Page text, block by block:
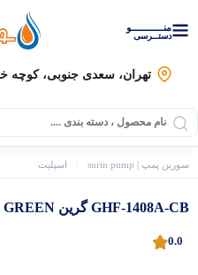
منــــــــــــو
دستــرسی
تهران، سعدی جنوبی، کوچه خوانساری،
سورین پمپ | surin pump اسپلیت
GHF-1408A-CB گرین GREEN
0.0